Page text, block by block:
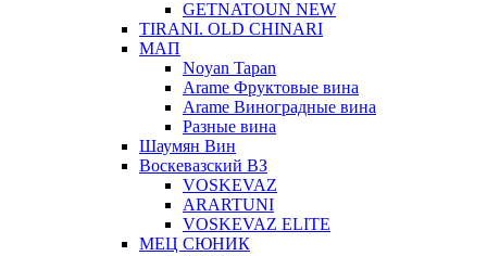
GETNATOUN NEW
TIRANI. OLD CHINARI
МАП
Noyan Tapan
Arame Фруктовые вина
Arame Виноградные вина
Разные вина
Шаумян Вин
Воскевазский ВЗ
VOSKEVAZ
ARARTUNI
VOSKEVAZ ELITE
МЕЦ СЮНИК